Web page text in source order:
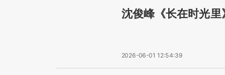
沈俊峰《长在时光里
2026-06-01 12:54:39